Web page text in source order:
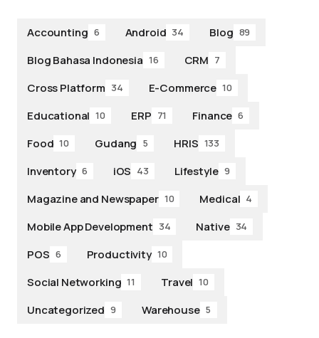
Accounting 6 Android 34 Blog 89
Blog Bahasa Indonesia 16 CRM 7
Cross Platform 34 E-Commerce 10
Educational 10 ERP 71 Finance 6
Food 10 Gudang 5 HRIS 133
Inventory 6 iOS 43 Lifestyle 9
Magazine and Newspaper 10 Medical 4
Mobile App Development 34 Native 34
POS 6 Productivity 10
Social Networking 11 Travel 10
Uncategorized 9 Warehouse 5